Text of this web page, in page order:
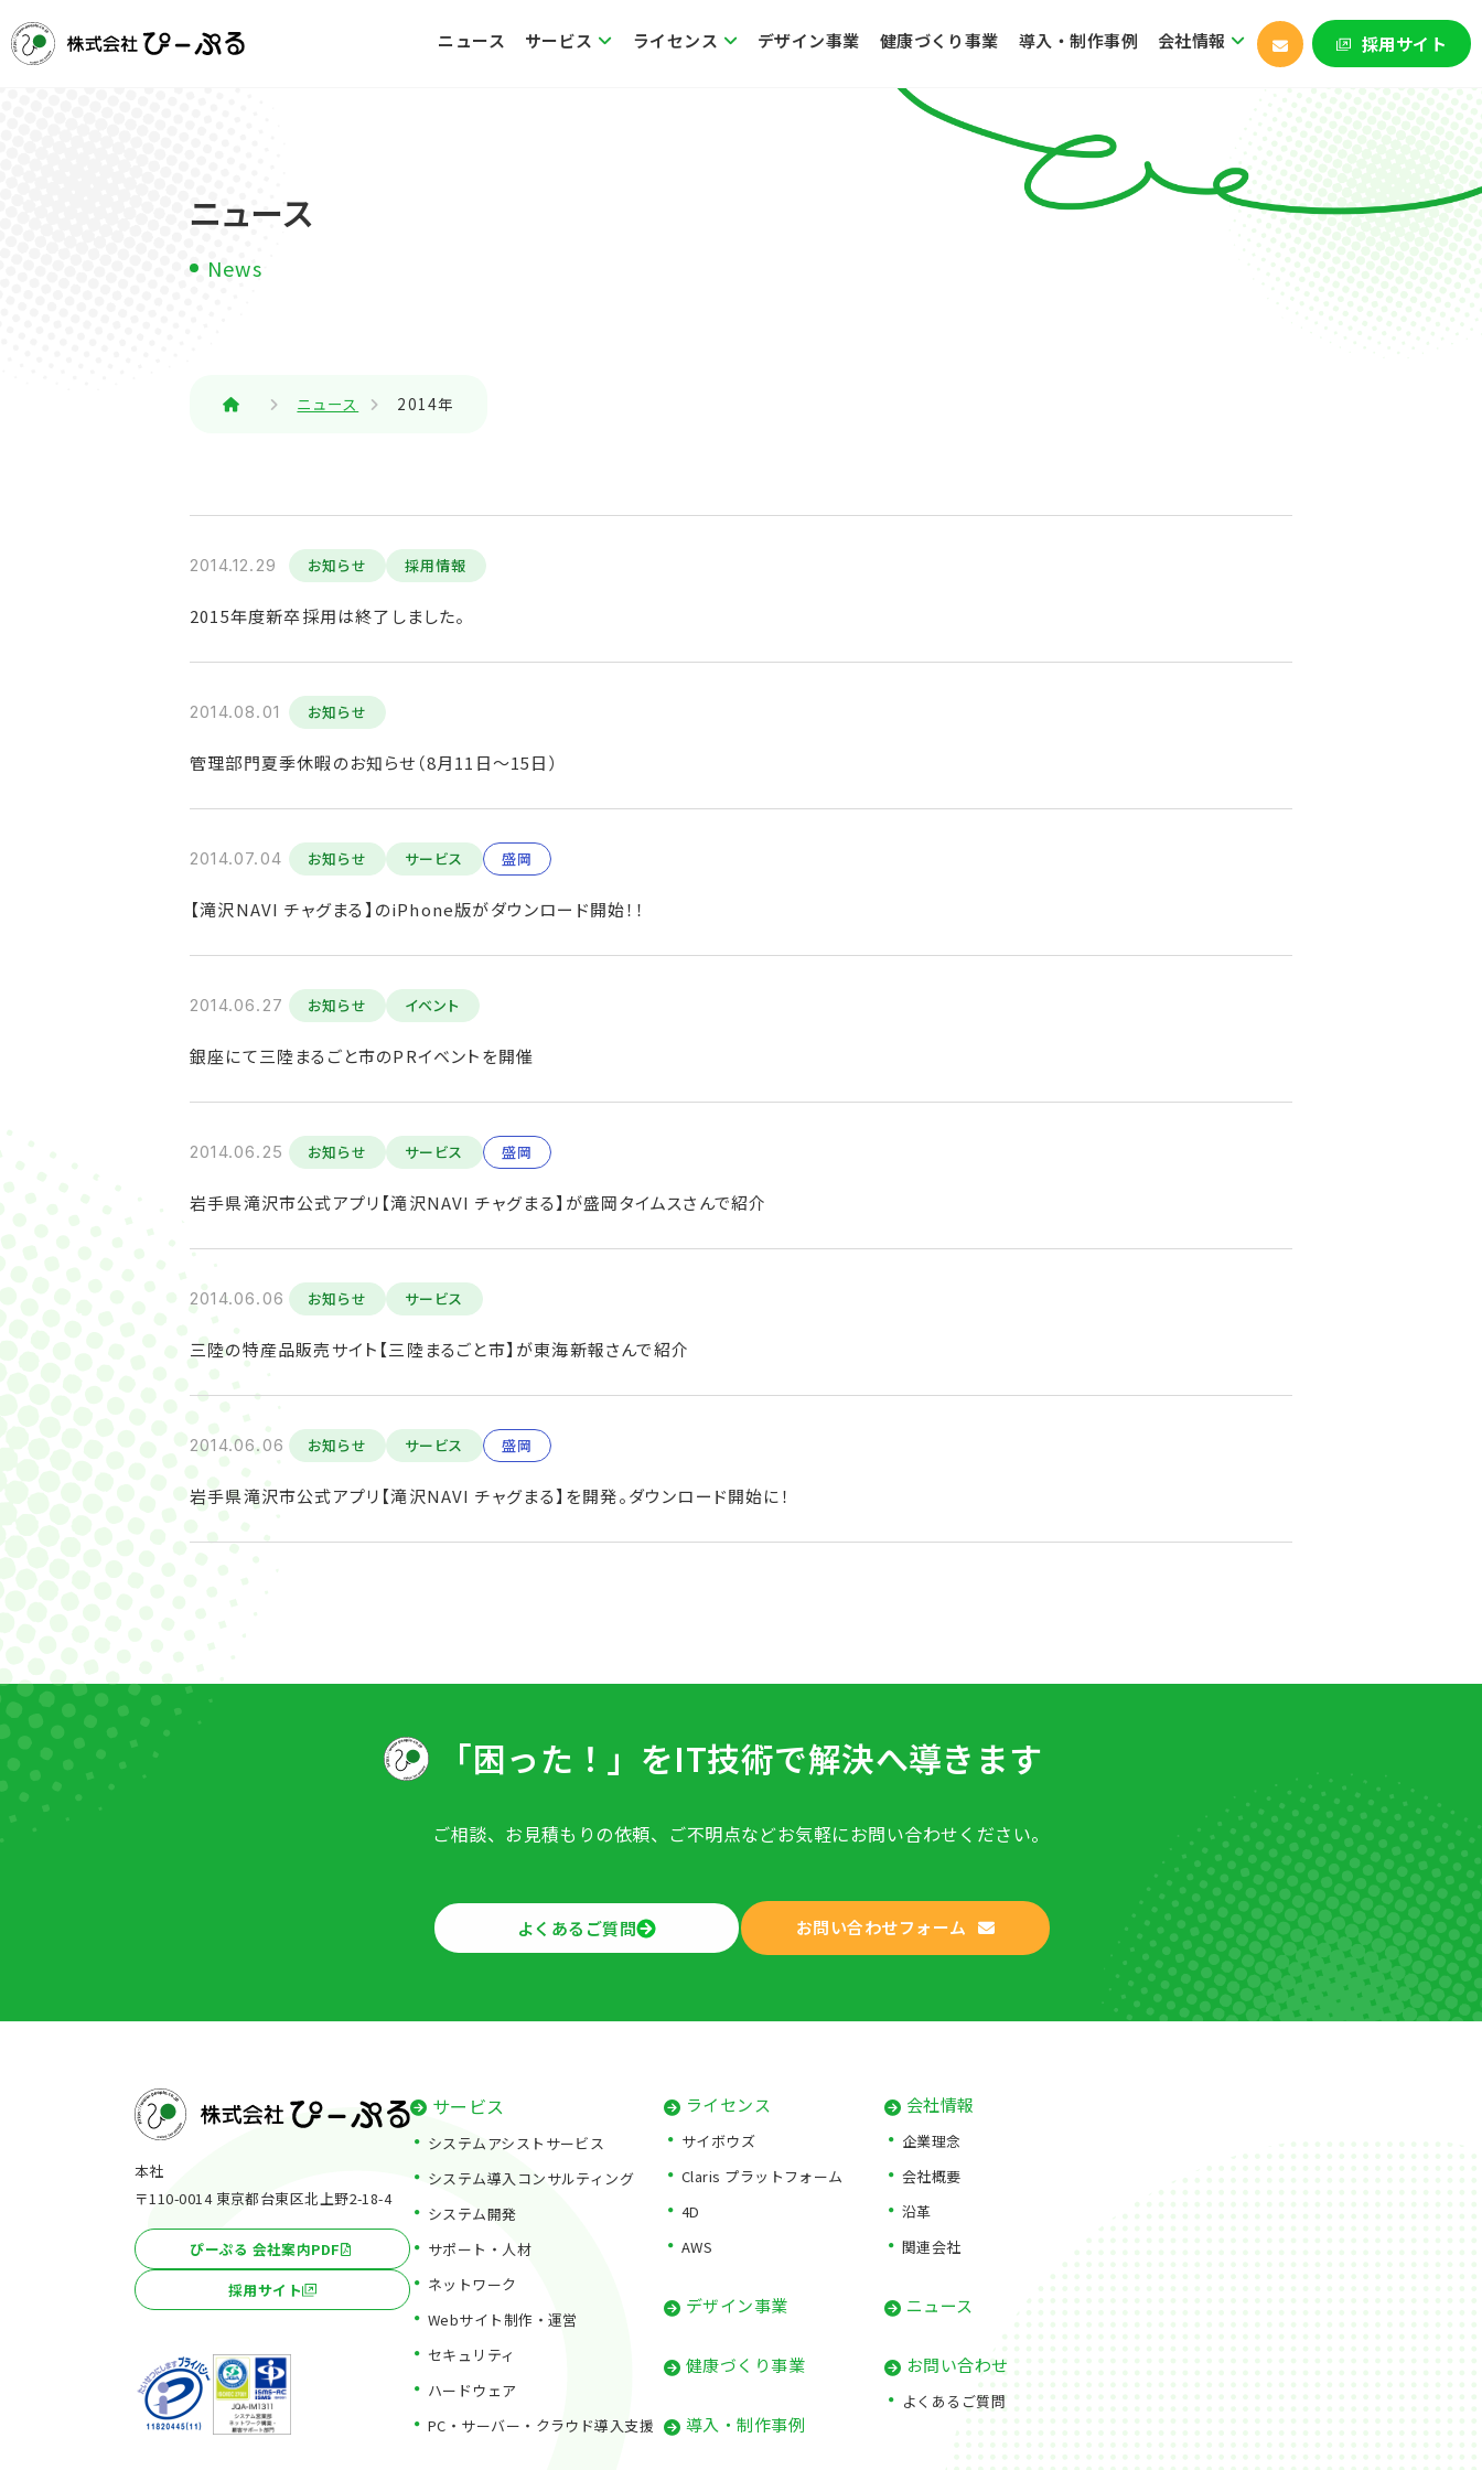
ニュース サービス ライセンス デザイン事業 健康づくり事業 導入・制作事例 会社情報 採用サイト
ニュース
News
ニュース 2014年
2014.12.29 お知らせ 採用情報
2015年度新卒採用は終了しました。
2014.08.01 お知らせ
管理部門夏季休暇のお知らせ（8月11日～15日）
2014.07.04 お知らせ サービス 盛岡
【滝沢NAVI チャグまる】のiPhone版がダウンロード開始！！
2014.06.27 お知らせ イベント
銀座にて三陸まるごと市のPRイベントを開催
2014.06.25 お知らせ サービス 盛岡
岩手県滝沢市公式アプリ【滝沢NAVI チャグまる】が盛岡タイムスさんで紹介
2014.06.06 お知らせ サービス
三陸の特産品販売サイト【三陸まるごと市】が東海新報さんで紹介
2014.06.06 お知らせ サービス 盛岡
岩手県滝沢市公式アプリ【滝沢NAVI チャグまる】を開発。ダウンロード開始に！
「困った！」をIT技術で解決へ導きます
ご相談、お見積もりの依頼、ご不明点などお気軽にお問い合わせください。
よくあるご質問 お問い合わせフォーム
本社
〒110-0014 東京都台東区北上野2-18-4
ぴーぷる 会社案内PDF
採用サイト
サービス
システムアシストサービス
システム導入コンサルティング
システム開発
サポート・人材
ネットワーク
Webサイト制作・運営
セキュリティ
ハードウェア
PC・サーバー・クラウド導入支援
ライセンス
サイボウズ
Claris プラットフォーム
4D
AWS
デザイン事業
健康づくり事業
導入・制作事例
会社情報
企業理念
会社概要
沿革
関連会社
ニュース
お問い合わせ
よくあるご質問